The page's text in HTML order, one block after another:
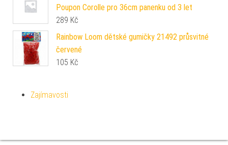
Poupon Corolle pro 36cm panenku od 3 let
289 Kč
Rainbow Loom dětské gumičky 21492 průsvitné
červené
105 Kč
Zajímavosti